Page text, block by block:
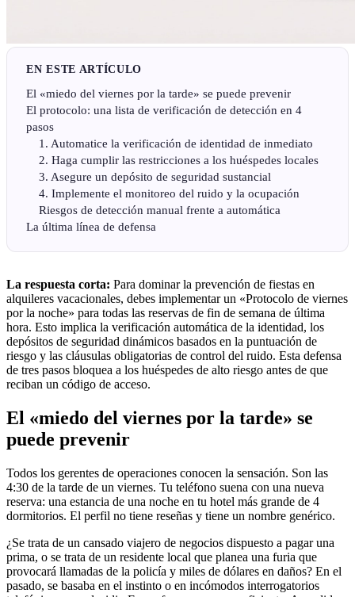
EN ESTE ARTÍCULO
El «miedo del viernes por la tarde» se puede prevenir
El protocolo: una lista de verificación de detección en 4
pasos
1. Automatice la verificación de identidad de inmediato
2. Haga cumplir las restricciones a los huéspedes locales
3. Asegure un depósito de seguridad sustancial
4. Implemente el monitoreo del ruido y la ocupación
Riesgos de detección manual frente a automática
La última línea de defensa
La respuesta corta: Para dominar la prevención de fiestas en
alquileres vacacionales, debes implementar un «Protocolo de viernes
por la noche» para todas las reservas de fin de semana de última
hora. Esto implica la verificación automática de la identidad, los
depósitos de seguridad dinámicos basados en la puntuación de
riesgo y las cláusulas obligatorias de control del ruido. Esta defensa
de tres pasos bloquea a los huéspedes de alto riesgo antes de que
reciban un código de acceso.
El «miedo del viernes por la tarde» se
puede prevenir
Todos los gerentes de operaciones conocen la sensación. Son las
4:30 de la tarde de un viernes. Tu teléfono suena con una nueva
reserva: una estancia de una noche en tu hotel más grande de 4
dormitorios. El perfil no tiene reseñas y tiene un nombre genérico.
¿Se trata de un cansado viajero de negocios dispuesto a pagar una
prima, o se trata de un residente local que planea una furia que
provocará llamadas de la policía y miles de dólares en daños? En el
pasado, se basaba en el instinto o en incómodos interrogatorios